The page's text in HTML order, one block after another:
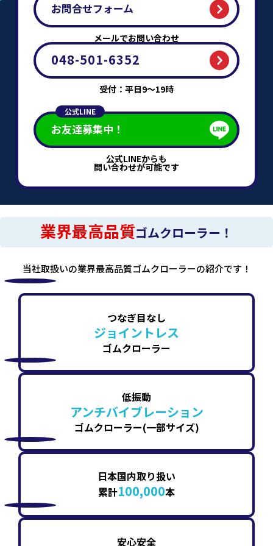
お問合せフォーム
メールでお問い合わせ
048-501-6352
受付：平日9～19時
公式LINE
お友達募集中！
公式LINEからも
問い合わせが可能です
業界最高品質ゴムクローラー！
当社取扱いの業界最高品質ゴムクローラーの紹介です！
つなぎ目なし
ジョイントレス
ゴムクローラー
低振動
アンチバイブレーション
ゴムクローラー(一部サイズ)
日本国内取り扱い
累計100,000本
安心安全